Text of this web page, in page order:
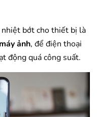
nhiệt bớt cho thiết bị là
ảnh, để điện thoại
động quá công suất.